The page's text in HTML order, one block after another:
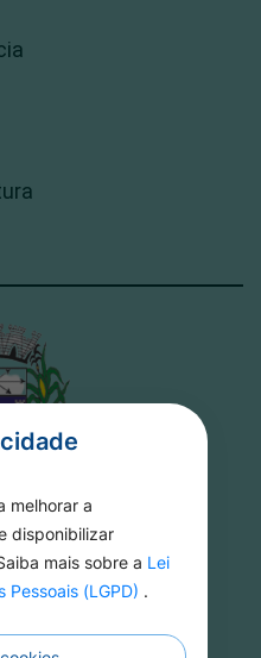
- Setor Aeroporto -
melhorar a
disponibilizar
mais sobre a Lei
Pessoais (LGPD) .